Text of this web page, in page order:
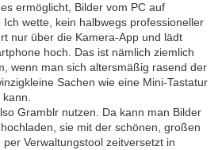
ermöglicht, Bilder vom PC auf
wette, kein halbwegs professioneller
nur über die Kamera-App und lädt
hoch. Das ist nämlich ziemlich
wenn man sich altersmäßig rasend der
Sachen wie eine Mini-Tastatur
Gramblr nutzen. Da kann man Bilder
sie mit der schönen, großen
Verwaltungstool zeitversetzt in